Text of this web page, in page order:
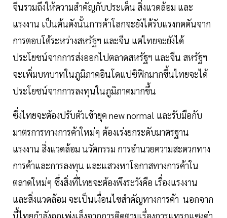
จีนรวมถึงให้ความสำคัญกับประเด็น สิ่งแวดล้อม และ
แรงงาน เป็นต้นดังนั้นการค้าโลกจะยังได้รับแรงกดดันจาก
การตอบโต้ระหว่างสหรัฐฯ และจีน แต่ไทยจะยังได้
ประโยชน์จากการส่งออกไปตลาดสหรัฐฯ และจีน สหรัฐฯ
จะเพิ่มบทบาทในภูมิภาคอินโดแปซิฟิกมากขึ้นไทยจะได้
ประโยชน์จากการลงทุนในภูมิภาคมากขึ้น
ซึ่งไทยจะต้องปรับตัวเข้ายุค new normal และรับมือกับ
มาตรการทางการค้าใหม่ๆ ต้องเร่งยกระดับมาตรฐาน
แรงงาน สิ่งแวดล้อม นวัตกรรม การอำนวยความสะดวกทาง
การค้าและการลงทุน และแสวงหาโอกาสทางการค้าใน
ตลาดใหม่ๆ ซึ่งสิ่งที่ไทยจะต้องพึงระวังคือ เรื่องแรงงาน
และสิ่งแวดล้อม จะเป็นเงื่อนไขสำคัญทางการค้า นอกจาก
นี้ไทยกำลังถูกเพ่งเล็งจากการติดตามเรื่องการแทรกแซงค่า